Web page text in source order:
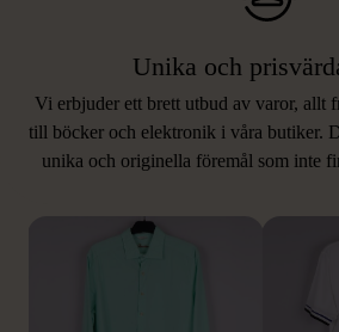
Unika och
Vi erbjuder ett brett utbud av varor, allt
till böcker och elektronik i våra butiker.
unika och originella föremål som inte
LIKNANDE
Hitta produkter som